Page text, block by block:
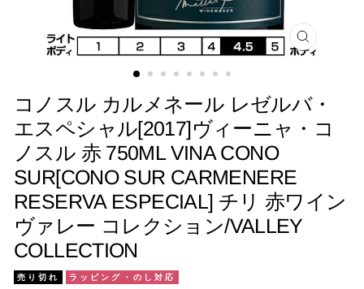
閉
じ
コノスル カルメネール レゼルバ・
エスペシャル[2017]ヴィーニャ・コ
ノスル 赤 750ML VINA CONO
SUR[CONO SUR CARMENERE
RESERVA ESPECIAL] チリ 赤ワイン
ヴァレー コレクション/VALLEY
COLLECTION
売り切れ ラッピング・のし対応